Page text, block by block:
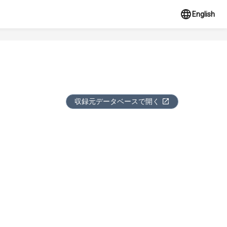
English
収録元データベースで開く